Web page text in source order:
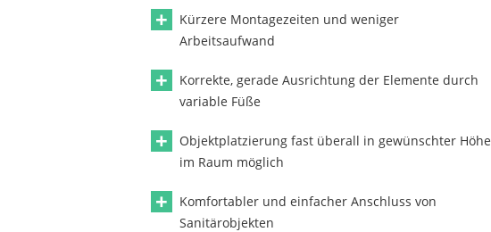
Kürzere Montagezeiten und weniger
Arbeitsaufwand
Korrekte, gerade Ausrichtung der Elemente durch
variable Füße
Objektplatzierung fast überall in gewünschter Höhe
im Raum möglich
Komfortabler und einfacher Anschluss von
Sanitärobjekten